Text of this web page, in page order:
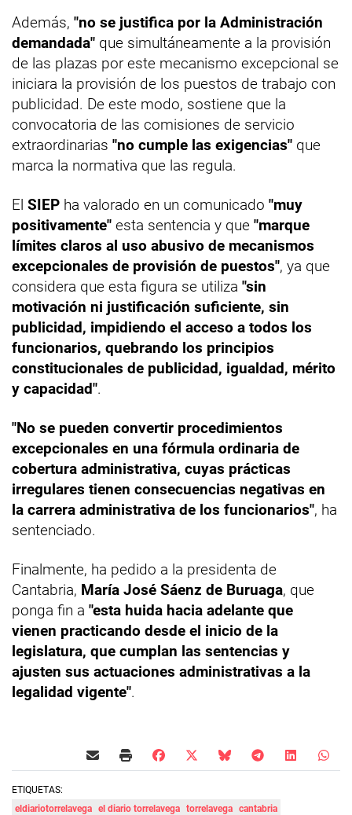
Además, "no se justifica por la Administración
demandada" que simultáneamente a la provisión
de las plazas por este mecanismo excepcional se
iniciara la provisión de los puestos de trabajo con
publicidad. De este modo, sostiene que la
convocatoria de las comisiones de servicio
extraordinarias "no cumple las exigencias" que
marca la normativa que las regula.
El SIEP ha valorado en un comunicado "muy
positivamente" esta sentencia y que "marque
límites claros al uso abusivo de mecanismos
excepcionales de provisión de puestos", ya que
considera que esta figura se utiliza "sin
motivación ni justificación suficiente, sin
publicidad, impidiendo el acceso a todos los
funcionarios, quebrando los principios
constitucionales de publicidad, igualdad, mérito
y capacidad".
"No se pueden convertir procedimientos
excepcionales en una fórmula ordinaria de
cobertura administrativa, cuyas prácticas
irregulares tienen consecuencias negativas en
la carrera administrativa de los funcionarios", ha
sentenciado.
Finalmente, ha pedido a la presidenta de
Cantabria, María José Sáenz de Buruaga, que
ponga fin a "esta huida hacia adelante que
vienen practicando desde el inicio de la
legislatura, que cumplan las sentencias y
ajusten sus actuaciones administrativas a la
legalidad vigente".
ETIQUETAS:
eldiariotorrelavega el diario torrelavega torrelavega cantabria